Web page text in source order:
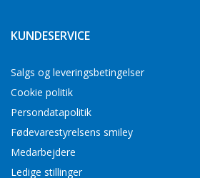
KUNDESERVICE
Salgs og leveringsbetingelser
Cookie politik
Persondatapolitik
Fødevarestyrelsens smiley
Medarbejdere
Ledige stillinger